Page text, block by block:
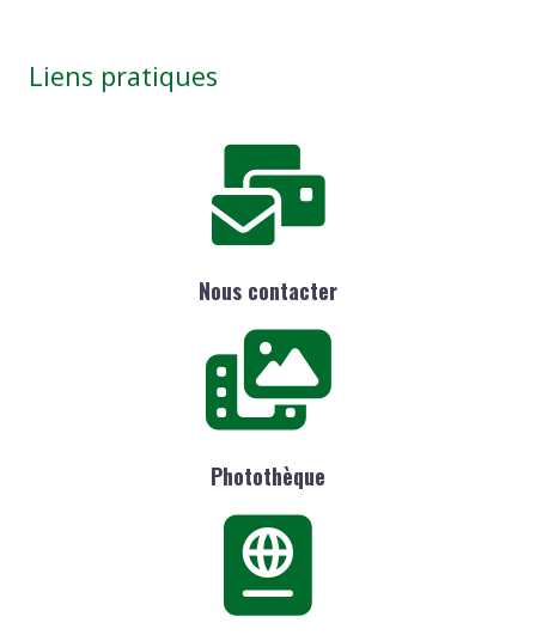
Liens pratiques
Nous contacter
Photothèque